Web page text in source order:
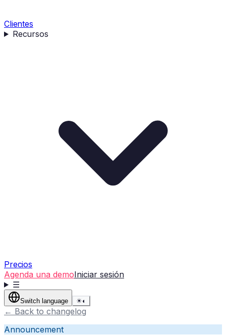
Clientes
Recursos
Precios
Agenda una demoIniciar sesión
☰
Switch language ☀◐
← Back to changelog
Announcement